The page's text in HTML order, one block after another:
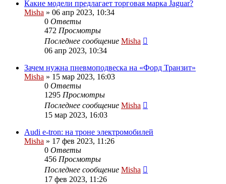
Какие модели предлагает торговая марка Jaguar?
Misha » 06 апр 2023, 10:34
0 Ответы
472 Просмотры
Последнее сообщение Misha
06 апр 2023, 10:34
Зачем нужна пневмоподвеска на «Форд Транзит»
Misha » 15 мар 2023, 16:03
0 Ответы
1295 Просмотры
Последнее сообщение Misha
15 мар 2023, 16:03
Audi e-tron: на троне электромобилей
Misha » 17 фев 2023, 11:26
0 Ответы
456 Просмотры
Последнее сообщение Misha
17 фев 2023, 11:26